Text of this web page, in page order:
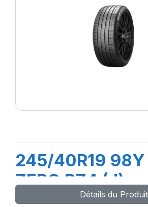
245/40R19 98Y
ZERO PZ4 (J)
Détails du Produit